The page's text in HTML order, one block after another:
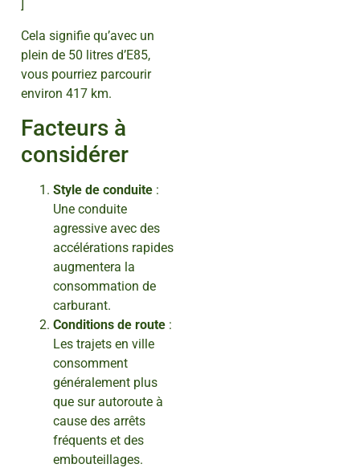
Cela signifie qu’avec un
plein de 50 litres d’E85,
vous pourriez parcourir
environ 417 km.
Facteurs à
considérer
Style de conduite :
Une conduite
agressive avec des
accélérations rapides
augmentera la
consommation de
carburant.
Conditions de route :
Les trajets en ville
consomment
généralement plus
que sur autoroute à
cause des arrêts
fréquents et des
embouteillages.